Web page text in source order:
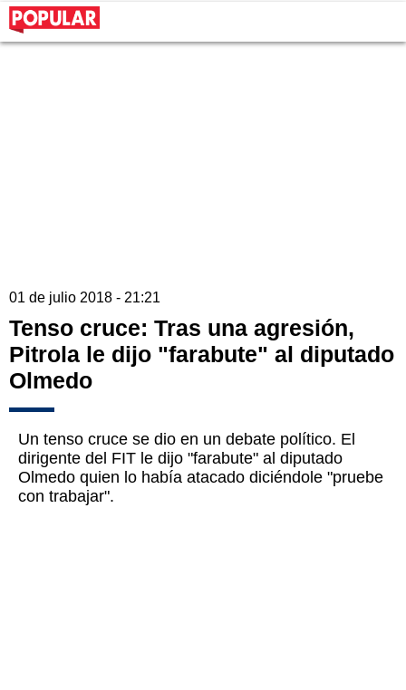
01 de julio 2018 - 21:21
Tenso cruce: Tras una agresión,
Pitrola le dijo "farabute" al diputado
Olmedo
Un tenso cruce se dio en un debate político. El
dirigente del FIT le dijo "farabute" al diputado
Olmedo quien lo había atacado diciéndole "pruebe
con trabajar".